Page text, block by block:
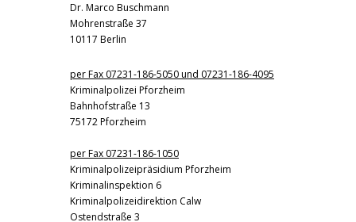
Dr. Marco Buschmann
Mohrenstraße 37
10117 Berlin
per Fax 07231-186-5050 und 07231-186-4095
Kriminalpolizei Pforzheim
Bahnhofstraße 13
75172 Pforzheim
per Fax 07231-186-1050
Kriminalpolizeipräsidium Pforzheim
Kriminalinspektion 6
Kriminalpolizeidirektion Calw
Ostendstraße 3